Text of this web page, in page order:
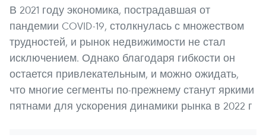
В 2021 году экономика, пострадавшая от
пандемии COVID-19, столкнулась с множеством
трудностей, и рынок недвижимости не стал
исключением. Однако благодаря гибкости он
остается привлекательным, и можно ожидать,
что многие сегменты по-прежнему станут яркими
пятнами для ускорения динамики рынка в 2022 г